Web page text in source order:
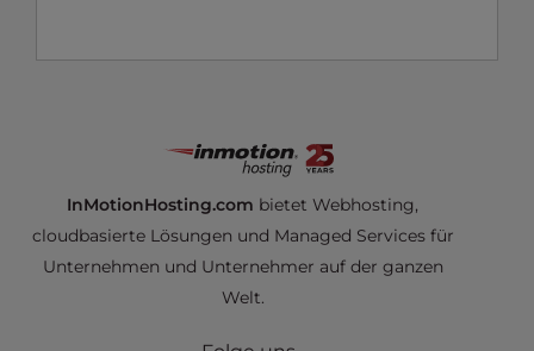
InMotionHosting.com bietet Webhosting,
cloudbasierte Lösungen und Managed Services für
Unternehmen und Unternehmer auf der ganzen
Welt.